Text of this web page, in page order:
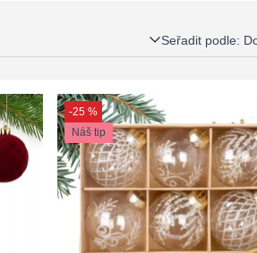
Seřadit podle:
-25 %
Náš tip